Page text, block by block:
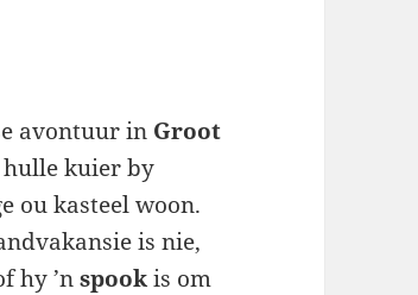
avontuur in Groot
kuier by
ou kasteel woon.
is nie,
hy ’nspookis om